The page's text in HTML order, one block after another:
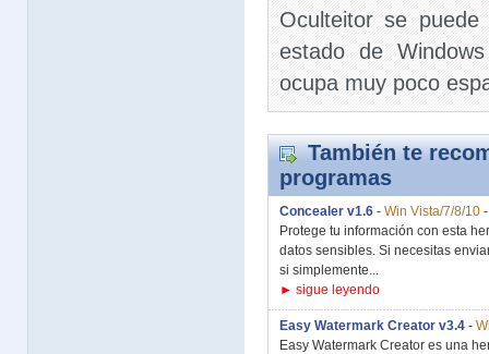
Oculteitor se
estado de
ocupa muy poco
También te
programas
Concealer v1.6 - Win Vista/7/8/10
Protege tu información con esta
datos sensibles. Si necesitas
si simplemente...
► sigue leyendo
Easy Watermark Creator v3.4 -
Easy Watermark Creator es una